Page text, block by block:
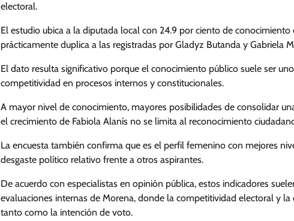
electoral.
El estudio ubica a la diputada local con 24.9 por ciento de conocimiento
prácticamente duplica a las registradas por Gladyz Butanda y Gabriela
El dato resulta significativo porque el conocimiento público suele ser
competitividad en procesos internos y constitucionales.
A mayor nivel de conocimiento, mayores posibilidades de consolidar
el crecimiento de Fabiola Alanís no se limita al reconocimiento
La encuesta también confirma que es el perfil femenino con mejores
desgaste político relativo frente a otros aspirantes.
De acuerdo con especialistas en opinión pública, estos indicadores
evaluaciones internas de Morena, donde la competitividad electoral y
tanto como la intención de voto.